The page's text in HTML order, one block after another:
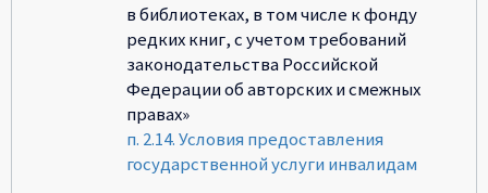
в библиотеках, в том числе к фонду
редких книг, с учетом требований
законодательства Российской
Федерации об авторских и смежных
правах»
п. 2.14. Условия предоставления
государственной услуги инвалидам